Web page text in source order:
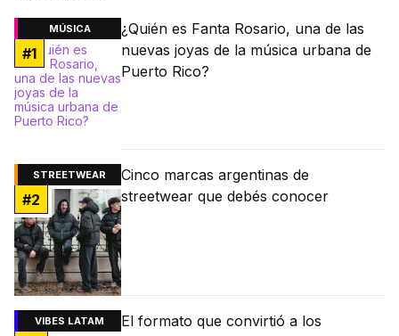
MÚSICA
#1
¿Quién es Fanta Rosario, una de las
nuevas joyas de la música urbana de
Puerto Rico?
STREETWEAR
#2
Cinco marcas argentinas de
streetwear que debés conocer
VIBES LATAM
El formato que convirtió a los